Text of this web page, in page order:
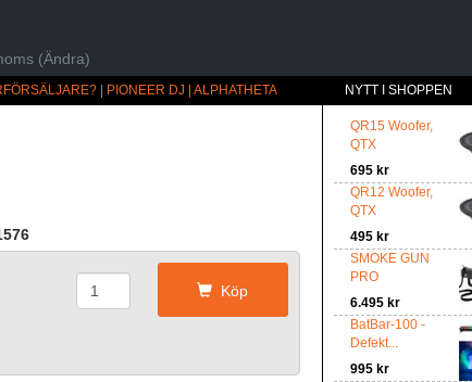
(Ändra)
PIONEER DJ | ALPHATHETA NYTT I SHOPPEN
QR15 Woofer,
QTX
695 kr
QR12 Woofer,
QTX
495 kr
SMOKE GUN
PRO
6.495 kr
BatBar-100 -
Defekt...
995 kr
Köp